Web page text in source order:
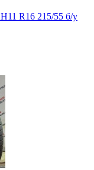
R16 215/55 б/у